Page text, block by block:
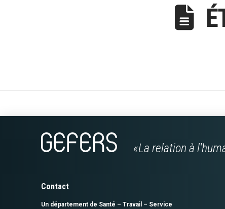
«La relation à
Contact
Un département de Santé – Travail – Service